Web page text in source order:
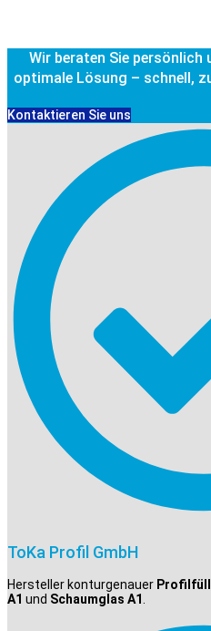
Wir beraten Sie persönlich
optimale Lösung – schnell,
Kontaktieren Sie uns
ToKa Profil GmbH
Hersteller konturgenauer
A1 und Schaumglas A1.